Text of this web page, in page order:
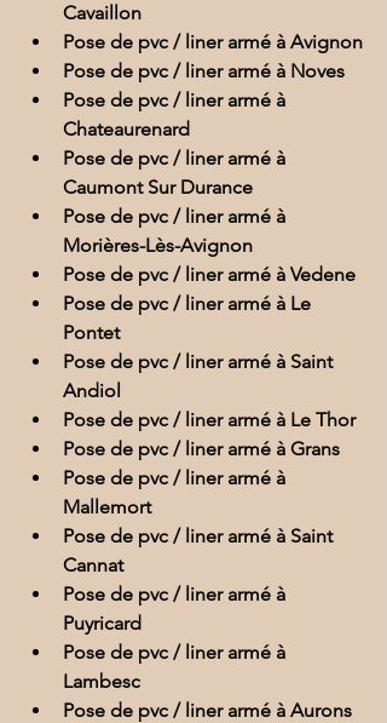
Cavaillon
Pose de pvc / liner armé à Avignon
Pose de pvc / liner armé à Noves
Pose de pvc / liner armé à
Chateaurenard
Pose de pvc / liner armé à
Caumont Sur Durance
Pose de pvc / liner armé à
Morières-Lès-Avignon
Pose de pvc / liner armé à Vedene
Pose de pvc / liner armé à Le
Pontet
Pose de pvc / liner armé à Saint
Andiol
Pose de pvc / liner armé à Le Thor
Pose de pvc / liner armé à Grans
Pose de pvc / liner armé à
Mallemort
Pose de pvc / liner armé à Saint
Cannat
Pose de pvc / liner armé à
Puyricard
Pose de pvc / liner armé à
Lambesc
Pose de pvc / liner armé à Aurons